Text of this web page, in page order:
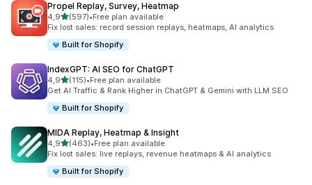
Propel Replay, Survey, Heatmap
4,9de 5 estrelas
(597)
597 total de avaliações
•Free plan available
Fix lost sales: record session replays, heatmaps, AI analytics
Built for Shopify
IndexGPT: AI SEO for ChatGPT
4,9de 5 estrelas
(115)
115 total de avaliações
•Free plan available
Get AI Traffic & Rank Higher in ChatGPT & Gemini with LLM SEO
Built for Shopify
MIDA Replay, Heatmap & Insight
4,9de 5 estrelas
(463)
463 total de avaliações
•Free plan available
Fix lost sales: live replays, revenue heatmaps & AI analytics
Built for Shopify